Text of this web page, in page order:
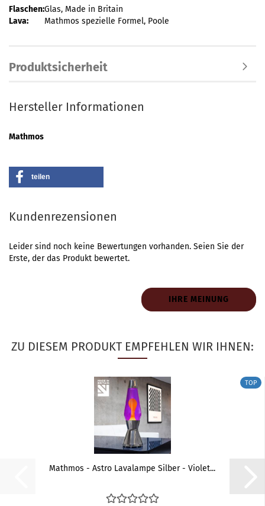
Flaschen:Glas, Made in Britain
Lava:
Mathmos spezielle Formel, Poole
Produktsicherheit
Hersteller Informationen
Mathmos
teilen
Kundenrezensionen
Leider sind noch keine Bewertungen vorhanden. Seien Sie der
Erste, der das Produkt bewertet.
IHRE MEINUNG
ZU DIESEM PRODUKT EMPFEHLEN WIR IHNEN:
TOP
Mathmos - Astro Lavalampe Silber - Violet...